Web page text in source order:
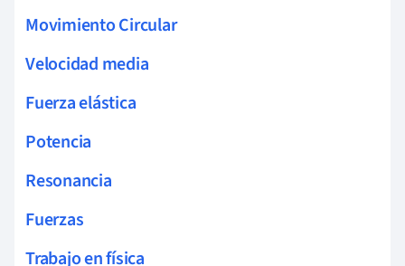
Movimiento Circular
Velocidad media
Fuerza elástica
Potencia
Resonancia
Fuerzas
Trabajo en física